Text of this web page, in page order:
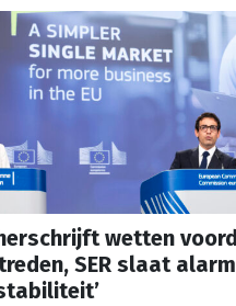
wetten
SER slaat